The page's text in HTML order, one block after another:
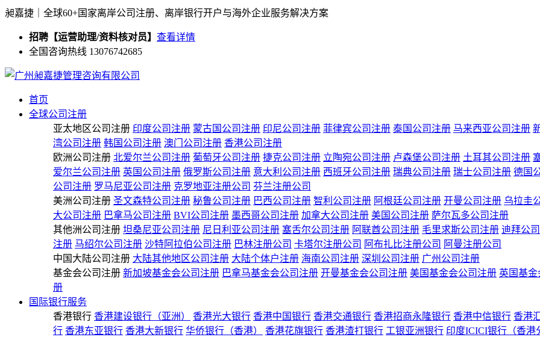
昶嘉捷｜全球60+国家离岸公司注册、离岸银行开户与海外企业服务解决方案
招聘【运营助理/资料核对员】 查看详情
全国咨询热线 13076742685
首页
全球公司注册
亚太地区公司注册 印度公司注册 蒙古国公司注册 印尼公司注册 菲律宾公司注册 泰国公司注册 马来西亚公司注册
湾公司注册 韩国公司注册 澳门公司注册 香港公司注册
欧洲公司注册 北爱尔兰公司注册 葡萄牙公司注册 捷克公司注册 立陶宛公司注册 卢森堡公司注册 土耳其公司注册
爱尔兰公司注册 英国公司注册 俄罗斯公司注册 意大利公司注册 西班牙公司注册 瑞典公司注册 瑞士公司注册 德国
公司注册 罗马尼亚公司注册 克罗地亚注册公司 芬兰注册公司
美洲公司注册 圣文森特公司注册 秘鲁公司注册 巴西公司注册 智利公司注册 阿根廷公司注册 开曼公司注册 乌拉圭
大公司注册 巴拿马公司注册 BVI公司注册 墨西哥公司注册 加拿大公司注册 美国公司注册 萨尔瓦多公司注册
其他洲公司注册 坦桑尼亚公司注册 尼日利亚公司注册 塞舌尔公司注册 阿联酋公司注册 毛里求斯公司注册 迪拜公
注册 马绍尔公司注册 沙特阿拉伯公司注册 巴林注册公司 卡塔尔注册公司 阿布扎比注册公司 阿曼注册公司
中国大陆公司注册 大陆其他地区公司注册 大陆个体户注册 海南公司注册 深圳公司注册 广州公司注册
基金会公司注册 新加坡基金会公司注册 巴拿马基金会公司注册 开曼基金会公司注册 美国基金会公司注册 英国基
册
国际银行服务
香港银行 香港建设银行（亚洲） 香港光大银行 香港中国银行 香港交通银行 香港招商永隆银行 香港中信银行 香港
行 香港东亚银行 香港大新银行 华侨银行（香港） 香港花旗银行 香港渣打银行 工银亚洲银行 印度ICICI银行（香港